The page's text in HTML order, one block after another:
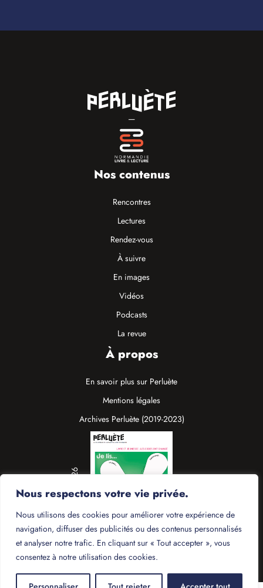
Nous respectons votre vie privée.
Nous utilisons des cookies pour améliorer votre expérience de
navigation, diffuser des publicités ou des contenus personnalisés
et analyser notre trafic. En cliquant sur « Tout accepter », vous
consentez à notre utilisation des cookies.
—
Nos contenus
Rencontres
Lectures
Rendez-vous
À suivre
En images
Vidéos
Podcasts
La revue
À propos
En savoir plus sur Perluète
Mentions légales
Archives Perluète (2019-2023)
N°19 / Mars 2026